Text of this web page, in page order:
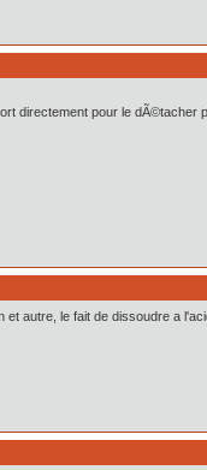
directement pour le dÃ©tacher
autre, le fait de dissoudre a